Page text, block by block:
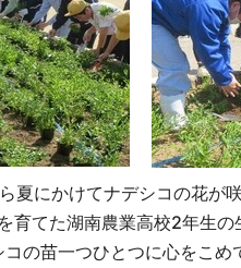
夏にかけてナデシコの花が
育てた湖南農業高校2年生
の苗一つひとつに心をこ